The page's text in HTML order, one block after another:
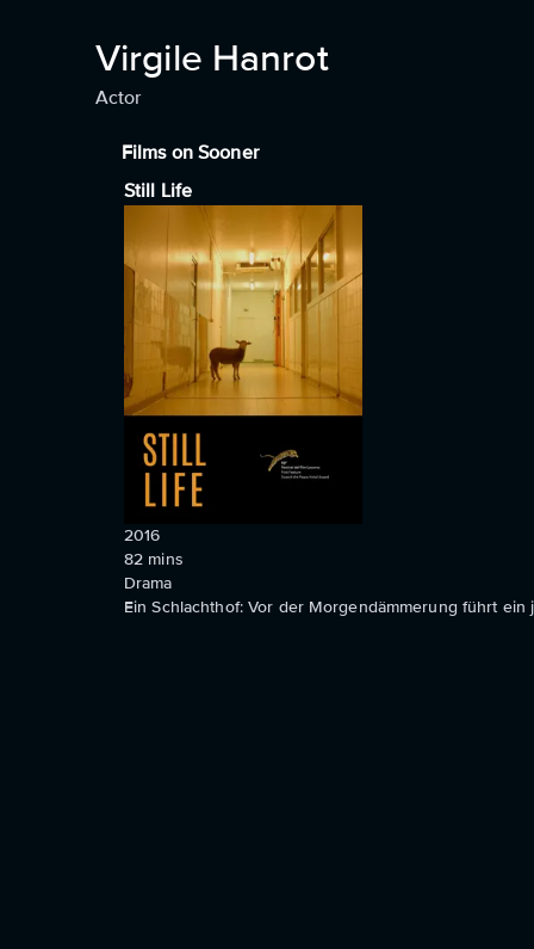
Virgile Hanrot
Actor
Films on Sooner
Still Life
2016
82 mins
Drama
Ein Schlachthof: Vor der Morgendämmerung führt